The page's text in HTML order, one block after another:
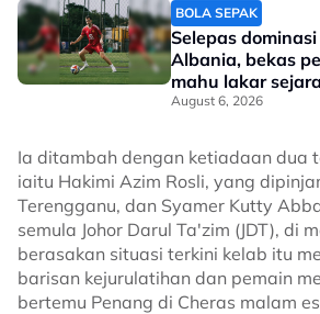
BOLA SEPAK
Selepas
Albania, bekas
mahu lakar
Selangor
August 6, 2026
Ia ditambah dengan ketiadaan dua
iaitu Hakimi Azim Rosli, yang
Terengganu, dan Syamer Kutty
semula Johor Darul Ta'zim (JDT), di
berasakan situasi terkini kelab itu
barisan kejurulatihan dan pemain
bertemu Penang di Cheras malam